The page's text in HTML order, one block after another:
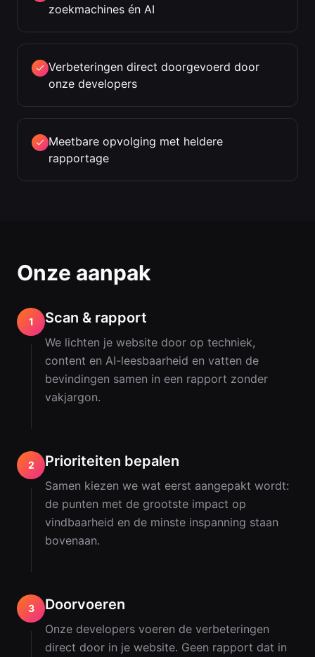
zoekmachines én AI
Verbeteringen direct doorgevoerd door
onze developers
Meetbare opvolging met heldere
rapportage
Onze aanpak
1 Scan & rapport
We lichten je website door op techniek,
content en AI-leesbaarheid en vatten de
bevindingen samen in een rapport zonder
vakjargon.
2 Prioriteiten bepalen
Samen kiezen we wat eerst aangepakt wordt:
de punten met de grootste impact op
vindbaarheid en de minste inspanning staan
bovenaan.
3 Doorvoeren
Onze developers voeren de verbeteringen
direct door in je website. Geen rapport dat in